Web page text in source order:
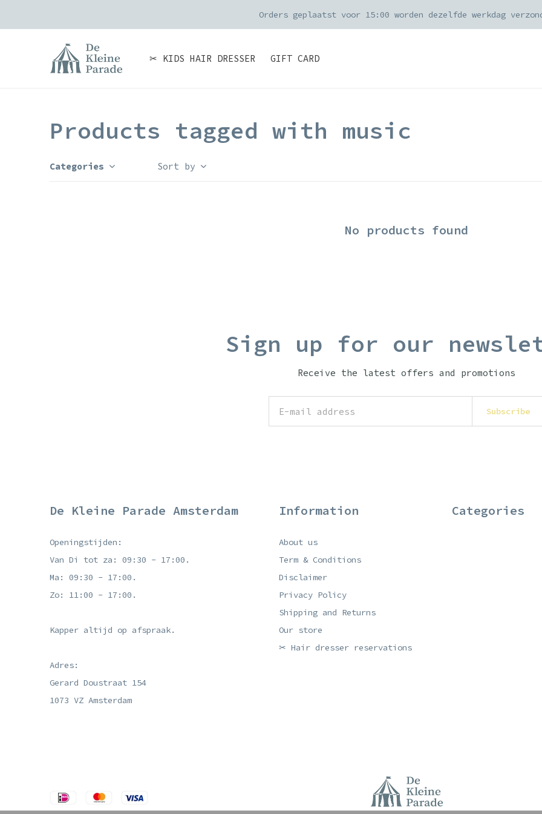
✂ KIDS HAIR DRESSER GIFT CARD
Orders geplaatst voor 15:00 worden dezelfde werkdag
Products tagged with music
Categories Sort by
No products found
Sign up for our
Receive the latest offers and promotions
Subscribe
De Kleine Parade Amsterdam
Openingstijden:
Van Di tot za: 09:30 - 17:00.
Ma: 09:30 - 17:00.
Zo: 11:00 - 17:00.
Kapper altijd op afspraak.
Adres:
Gerard Doustraat 154
1073 VZ Amsterdam
Information
About us
Term & Conditions
Disclaimer
Privacy Policy
Shipping and Returns
Our store
✂ Hair dresser reservations
Categories